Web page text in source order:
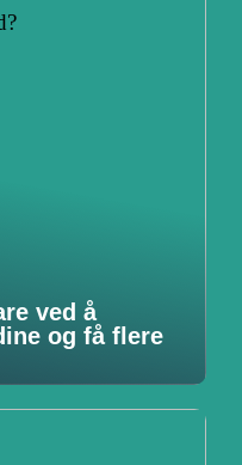
ved å
og få flere